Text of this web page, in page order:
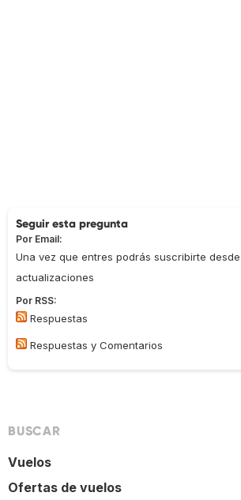
Seguir esta pregunta
Por Email:
Una vez que entres podrás suscribirte
actualizaciones
Por RSS:
Respuestas
Respuestas y Comentarios
BUSCAR
Vuelos
Ofertas de vuelos